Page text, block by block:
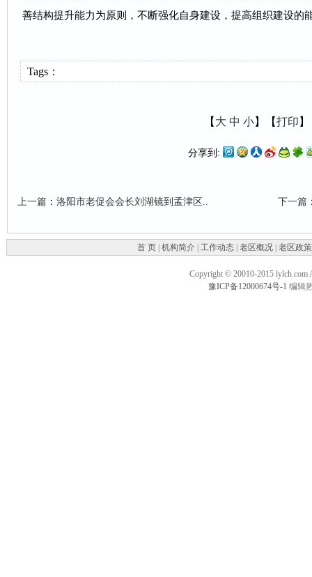
善结构提升能力为原则，不断强化自身建设，提高组织建设的
Tags：
【 大 中 小】【打印 】
分享到:
上一篇 ： 洛阳市老促会会长刘湖镜到孟津区.. 下一篇
首 页| 机构简介| 工作动态| 老区概况| 老区政策
Copyright © 20010-2015
豫ICP备12000674号-1 编辑